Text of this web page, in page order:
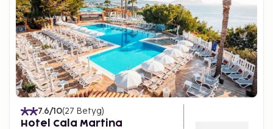
7.6/10(27 Betyg)
Hotel Cala Martina